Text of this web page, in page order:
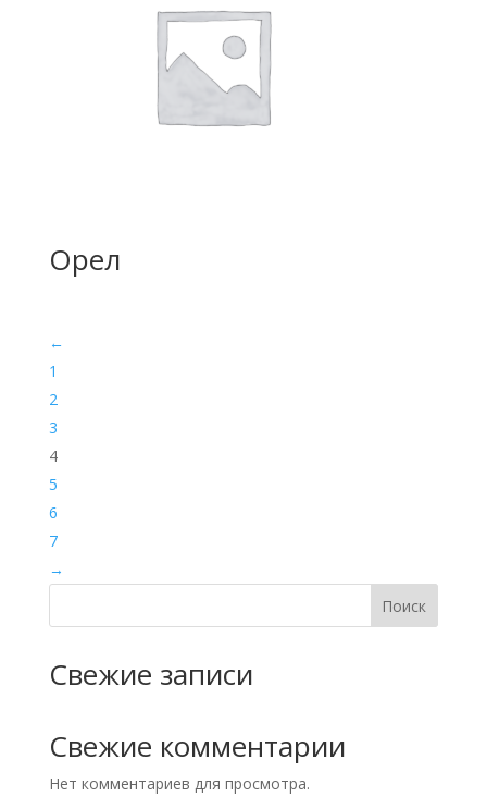
Орел
←
1
2
3
4
5
6
7
→
Поиск
Свежие записи
Свежие комментарии
Нет комментариев для просмотра.